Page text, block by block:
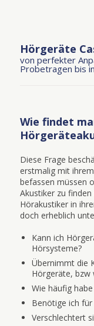
Hörgeräte
von perfekter
Probetragen bis
Wie findet
Diese Frage
erstmalig mit
befassen müssen
Akustiker zu
Hörakustiker in
doch erheblich
Kann ich
Hörsysteme?
Übernimmt die
Hörgeräte, bzw
Wie häufig
Benötige ich
Verschlechtert